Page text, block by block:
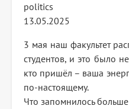
politics
13.05.2025
3 мая наш факультет
студентов, и это было
кто пришёл – ваша
по-настоящему.
Что запомнилось больше